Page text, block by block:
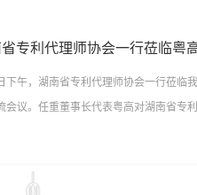
理师冯振宁先生凭借着丰富的理论知识
先生作为业内资深的专利代理师，他已
认可，也彰显了粤高专业团队的卓越实
上有名。粤高深耕知识产权领域近40载
就一支敢于拼搏、专业精湛的专利代理
人才队伍建设，为专利代理行业的健康
客户提供更专业、全面、高效的知识产
专利代理师协会一行莅临粤
下午，湖南省专利代理师协会一行莅临
会议。任重董事长代表粤高对湖南省专
司各办公区域，着重向各位同行讲解粤